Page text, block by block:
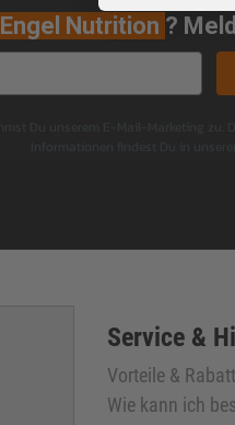
Engel Nutrition ?
Service &
Vorteile &
Wie kann ich